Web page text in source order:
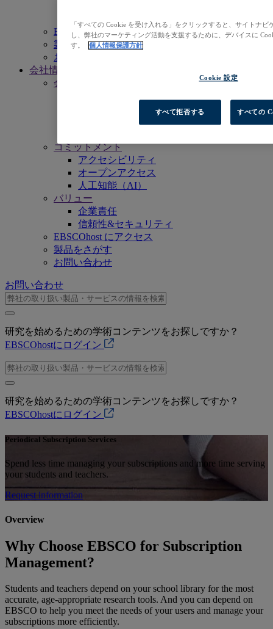
EBSCOhost にアクセス
製品をさがす
お問い合わせ
会社情報
会社情報
コミットメント
アクセシビリティ
オープンアクセス
人工知能（AI）
バリュー
企業責任
信頼性&セキュリティ
EBSCOhost にアクセス
製品をさがす
お問い合わせ
お問い合わせ
研究を始めるための学術コンテンツをお探しですか？
EBSCOhostにログイン
研究を始めるための学術コンテンツをお探しですか？
EBSCOhostにログイン
Periodical Subscription Services
Spend less time managing your subscriptions and more time serving
your students and teachers.
Request information
Overview
Why Choose EBSCO for Subscription
Management?
Students and teachers depend on your school library for the most
accurate, age-appropriate research tools. And you can depend on
EBSCO to help you meet the needs of your users and manage your
subscriptions more efficiently.
「すべての Cookie を受け入れる」をクリックすると、サイトナ
し、弊社のマーケティング活動を支援するために、デバイスに
す。
個人情報保護方針
Cookie 設定
すべて拒否する すべての